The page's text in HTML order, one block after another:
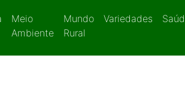
Meio
Ambiente
Mundo
Rural
Variedades